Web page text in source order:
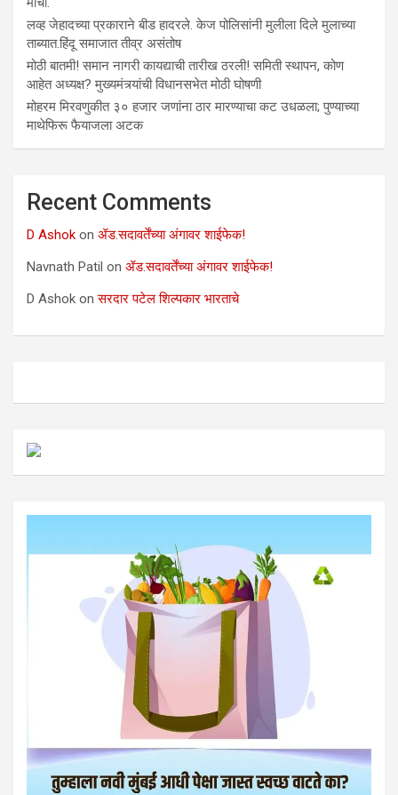
लव्ह जेहादच्या प्रकाराने बीड हादरले. केज पोलिसांनी मुलीला दिले मुलाच्या
ताब्यात.हिंदू समाजात तीव्र असंतोष
मोठी बातमी! समान नागरी कायद्याची तारीख ठरली! समिती स्थापन, कोण
आहेत अध्यक्ष? मुख्यमंत्र्यांची विधानसभेत मोठी घोषणी
मोहरम मिरवणुकीत ३० हजार जणांना ठार मारण्‍याचा कट उधळला; पुण्‍याच्‍या
माथेफिरू फैयाजला अटक
Recent Comments
D Ashok on ॲड.सदावर्तेंच्या अंगावर शाईफेक!
Navnath Patil on ॲड.सदावर्तेंच्या अंगावर शाईफेक!
D Ashok onसरदार पटेल शिल्पकार भारताचे